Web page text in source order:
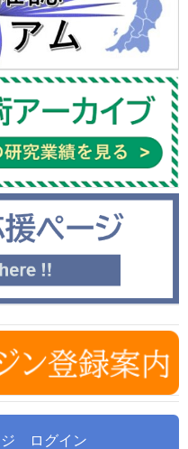
ジ ログイン